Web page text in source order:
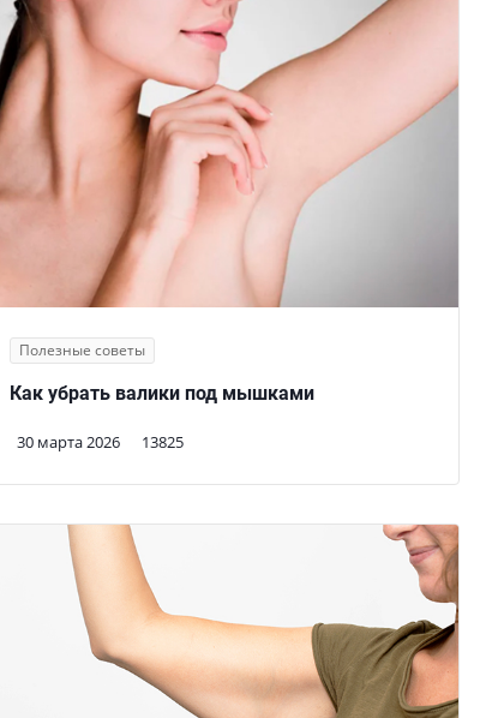
Полезные советы
30 марта 2026 13825
Как убрать валики под мышками